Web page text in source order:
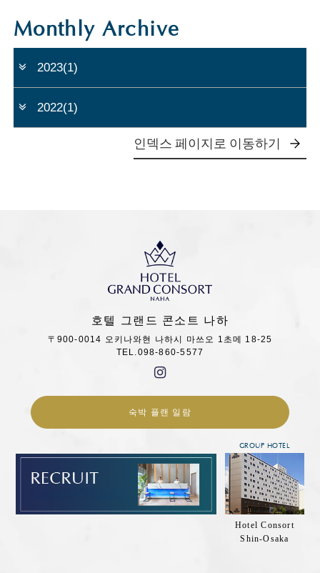
Monthly Archive
2023(1)
2022(1)
인덱스 페이지로 이동하기
호텔 그랜드 콘소트 나하
〒900-0014 오키나와현 나하시 마쓰오 1초메 18-25
TEL.098-860-5577
숙박 플랜 일람
GROUP HOTEL
Hotel Consort
Shin-Osaka
예약 확인∙변경∙취소
객실로 찾기